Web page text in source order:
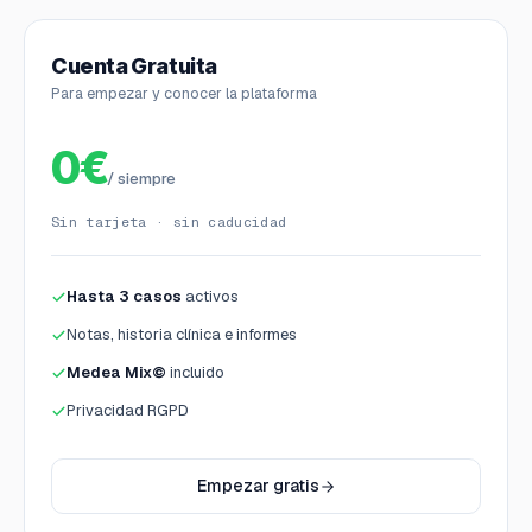
Cuenta Gratuita
Para empezar y conocer la plataforma
0€/ siempre
Sin tarjeta · sin caducidad
Hasta 3 casos activos
Notas, historia clínica e informes
Medea Mix© incluido
Privacidad RGPD
Empezar gratis